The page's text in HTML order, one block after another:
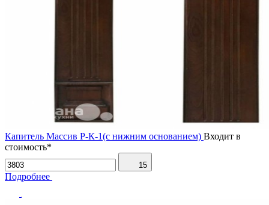
Капитель Массив Р-К-1(с нижним основанием) Входит в
стоимость*
15
Подробнее